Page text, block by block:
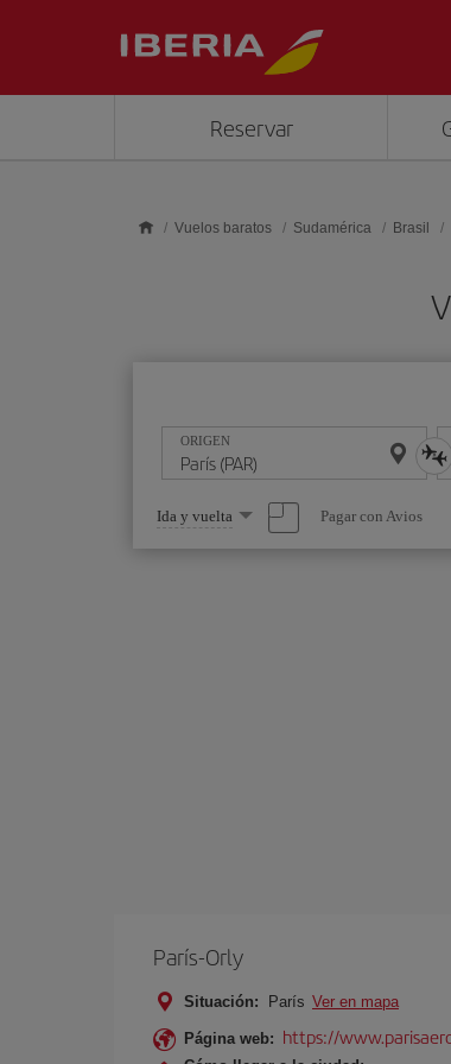
Reservar
Vuelos baratos Sudamérica Brasil
ORIGEN
Seleccione
una
opción
Ida y vuelta Pagar con Avios
París-Orly
Situación: París Ver en mapa
Página web: https://